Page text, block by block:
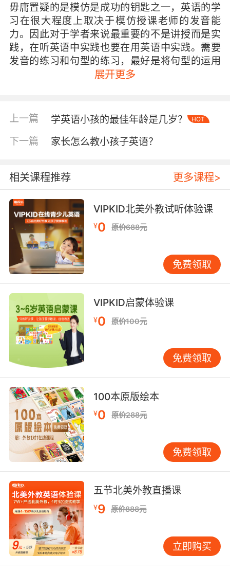
毋庸置疑的是模仿是成功的钥匙之一，英语的学
习在很大程度上取决于模仿授课老师的发音能
力。因此对于学者来说最重要的不是讲授而是实
践，在听英语中实践也要在用英语中实践。需要
发音的练习和句型的练习，最好是将句型的运用
就像我们说母语一样简单。自学英语的发音是很
音来矫正自己的口音。
2、音像听力训练法
也可以多多收看一些少儿频道的英语节目，多听
多说才能将英语口语能力练好。
3、英语朗读法
大声朗读课文可以使自己的语言能力更加流畅，
同时读英语的语调也会更加自然和通顺。同时大
声朗读的话也能加深自己对英文单词或者句子的
印象，可以说是一种比较高效的学习方法。
4、课堂操练英法
在上课的时候不仅要认真听讲，还要跟着老师的
思路、积极回答老师提出的问题，大胆举手不用
担心回答的正确与否，因为就算是回答错了经过
老师的纠正之后也会记得更清楚。
一般的英语课文都包括了语音、词汇以及语法，
这可以说是我们进行听说读写背的综合材料。那
么想要说好英文就要从背诵英语课文和句型开
始，记到自己的脑子中之后再灵活运用到实践中
去。
如何提高孩子的英语口语和听力能力？看完以上
五种方法你是否在心里有个谱呢？其实我们千万
要注意的是不要怕开口说英文，因为只有多说多
练习才能逐渐提升自己的英语水平。
展开更多
上一篇 学英语小孩的最佳年龄是几岁？ HOT
下一篇 家长怎么教小孩子英语？
相关课程推荐 更多课程>
VIPKID北美外教试听体验课
¥0 原价688元
免费领取
VIPKID启蒙体验课
¥0 原价100元
免费领取
100本原版绘本
¥0 原价288元
免费领取
五节北美外教直播课
¥9 原价888元
立即购买